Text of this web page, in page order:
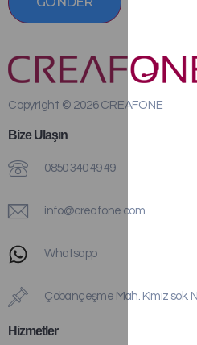
Copyright © 2026 CREAFONE
Bize Ulaşın
0850 340 49 49
info@creafone.com
Whatsapp
Çobançeşme Mah. Kımız sok.
Hizmetler